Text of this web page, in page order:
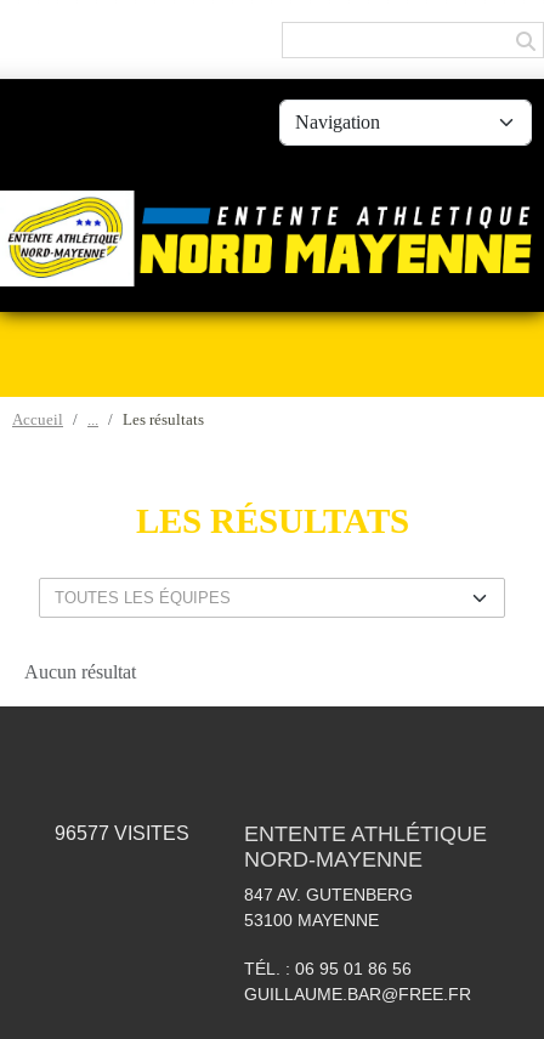
Accueil Les résultats
LES RÉSULTATS
Aucun résultat
96577 VISITES
ENTENTE ATHLÉTIQUE
NORD-MAYENNE
847 AV. GUTENBERG
53100 MAYENNE
TÉL. : 06 95 01 86 56
GUILLAUME.BAR@FREE.FR